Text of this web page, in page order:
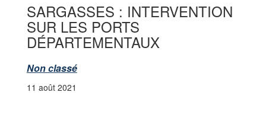
SARGASSES : INTERVENTION
SUR LES PORTS
DÉPARTEMENTAUX
Non classé
11 août 2021